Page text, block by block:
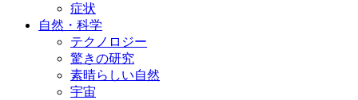
症状
自然・科学
テクノロジー
驚きの研究
素晴らしい自然
宇宙